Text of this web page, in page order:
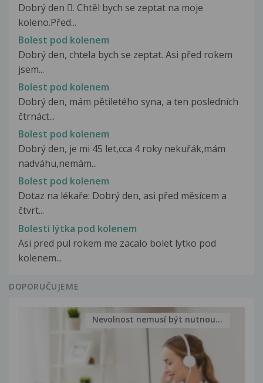
Dobrý den . Chtěl bych se zeptat na moje
koleno.Před...
Bolest pod kolenem
Dobrý den, chtela bych se zeptat. Asi před rokem
jsem...
Bolest pod kolenem
Dobrý den, mám pětiletého syna, a ten posledních
čtrnáct...
Bolest pod kolenem
Dobrý den, je mi 45 let,cca 4 roky nekuřák,mám
nadváhu,nemám...
Bolest pod kolenem
Dotaz na lékaře: Dobrý den, asi před měsícem a
čtvrt...
Bolesti lýtka pod kolenem
Asi pred pul rokem me zacalo bolet lytko pod
kolenem...
DOPORUČUJEME
Nevolnost nemusí být nutnou...